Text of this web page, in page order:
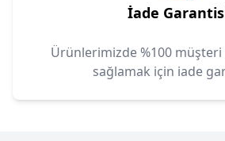
İade
Ürünlerimizde %100
sağlamak için iade